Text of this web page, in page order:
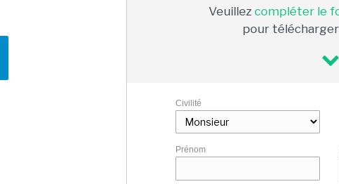
Veuillez compléter le
pour
Civilité
Prénom